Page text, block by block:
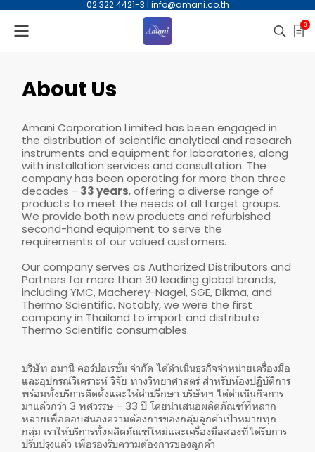
02 322 4421-3 | info@amani.co.th
0
About Us
Amani Corporation Limited has been engaged in
the distribution of scientific analytical and research
instruments and equipment for laboratories, along
with installation services and consultation. The
company has been operating for more than three
decades - 33 years, offering a diverse range of
products to meet the needs of all target groups.
We provide both new products and refurbished
second-hand equipment to serve the
requirements of our valued customers.
Our company serves as Authorized Distributors and
Partners for more than 30 leading global brands,
including YMC, Macherey-Nagel, SGE, Dikma, and
Thermo Scientific. Notably, we were the first
company in Thailand to import and distribute
Thermo Scientific consumables.
บริษัท อมานี คอร์ปอเรชั่น จำกัด ได้ดำเนินธุรกิจจำหน่ายเครื่องมือ
และอุปกรณ์วิเคราะห์ วิจัย ทางวิทยาศาสตร์ สำหรับห้องปฏิบัติการ
พร้อมทั้งบริการติดตั้งและให้คำปรึกษา บริษัทฯ ได้ดำเนินกิจการ
มาแล้วกว่า 3 ทศวรรษ - 33 ปี โดยนำเสนอผลิตภัณฑ์ที่หลาก
หลายเพื่อตอบสนองความต้องการของกลุ่มลูกค้าเป้าหมายทุก
กลุ่ม เราให้บริการทั้งผลิตภัณฑ์ใหม่และเครื่องมือสองที่ได้รับการ
ปรับปรุงแล้ว เพื่อรองรับความต้องการของลูกค้า